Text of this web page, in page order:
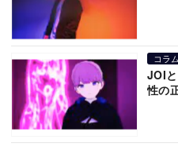
コラム
JOI
性の